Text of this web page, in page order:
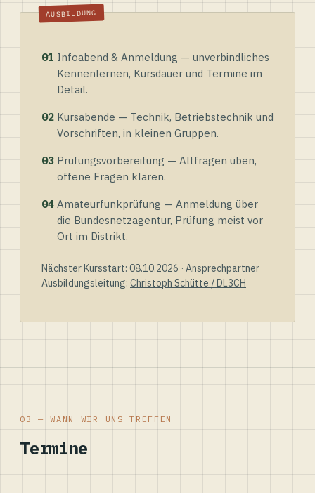
01 Infoabend & Anmeldung — unverbindliches
Kennenlernen, Kursdauer und Termine im
Detail.
02 Kursabende — Technik, Betriebstechnik und
Vorschriften, in kleinen Gruppen.
03 Prüfungsvorbereitung — Altfragen üben,
offene Fragen klären.
04 Amateurfunkprüfung — Anmeldung über
die Bundesnetzagentur, Prüfung meist vor
Ort im Distrikt.
Nächster Kursstart: 08.10.2026 · Ansprechpartner
Ausbildungsleitung: Christoph Schütte / DL3CH
03 — WANN WIR UNS TREFFEN
Termine